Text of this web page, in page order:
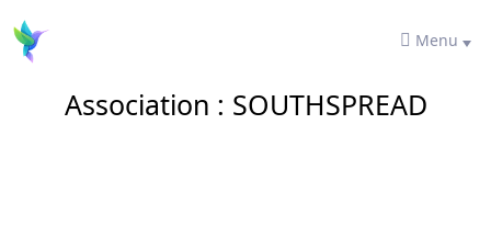
Menu
Association : SOUTHSPREAD